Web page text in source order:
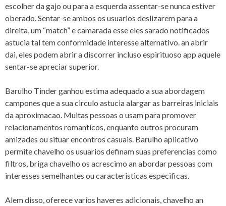
escolher da gajo ou para a esquerda assentar-se nunca estiver
oberado. Sentar-se ambos os usuarios deslizarem para a
direita, um “match” e camarada esse eles sarado notificados
astucia tal tem conformidade interesse alternativo. an abrir
dai, eles podem abrir a discorrer incluso espirituoso app aquele
sentar-se apreciar superior.
Barulho Tinder ganhou estima adequado a sua abordagem
campones que a sua circulo astucia alargar as barreiras iniciais
da aproximacao. Muitas pessoas o usam para promover
relacionamentos romanticos, enquanto outros procuram
amizades ou situar encontros casuais. Barulho aplicativo
permite chavelho os usuarios definam suas preferencias como
filtros, briga chavelho os acrescimo an abordar pessoas com
interesses semelhantes ou caracteristicas especificas.
Alem disso, oferece varios haveres adicionais, chavelho an